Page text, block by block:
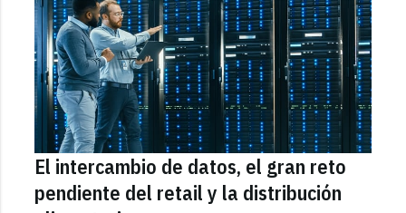
El intercambio de datos, el gran reto
pendiente del retail y la distribución